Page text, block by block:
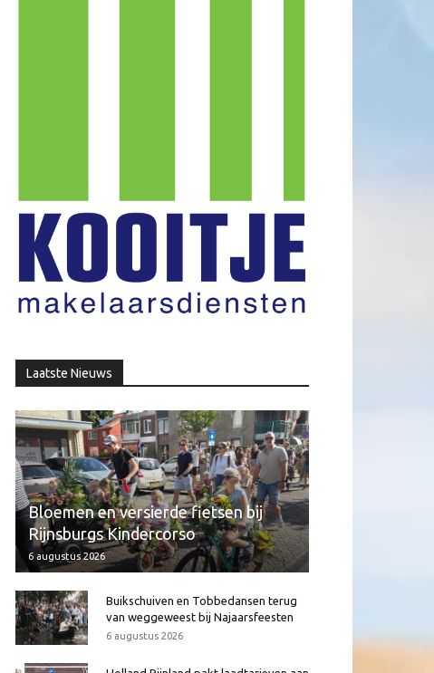
Laatste Nieuws
Bloemen en versierde fietsen bij
Rijnsburgs Kindercorso
6 augustus 2026
Buikschuiven en Tobbedansen terug
van weggeweest bij Najaarsfeesten
6 augustus 2026